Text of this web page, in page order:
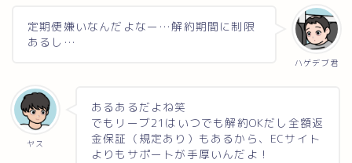
ハゲデブ君
定期便嫌いなんだよなー…解約期間に制限
あるし…
ヤス
あるあるだよね笑
でもリーブ21はいつでも解約OKだし全額返
金保証（規定あり）もあるから、ECサイト
よりもサポートが手厚いんだよ！